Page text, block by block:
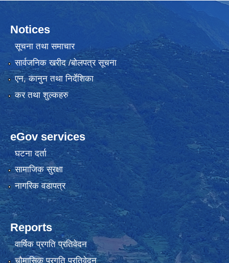
Notices
सूचना तथा समाचार
सार्वजनिक खरीद /बोलपत्र सूचना
एन, कानुन तथा निर्देशिका
कर तथा शुल्कहरु
eGov services
घटना दर्ता
सामाजिक सुरक्षा
नागरिक वडापत्र
Reports
वार्षिक प्रगति प्रतिवेदन
चौमासिक प्रगति प्रतिवेदन